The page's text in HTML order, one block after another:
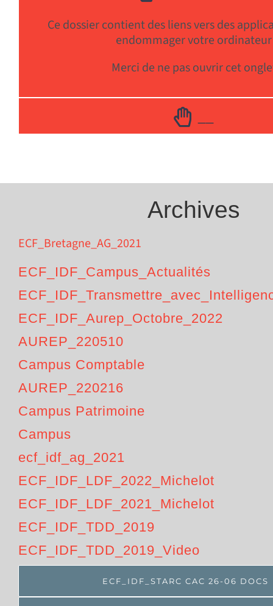
Ce dossier contient des liens vers des
endommager votre ordinateur
Merci de ne pas ouvrir cet
Archives
ECF_Bretagne_AG_2021
ECF_IDF_Campus_Actualités
ECF_IDF_Aurep_Octobre_2022
AUREP_220510
Campus Comptable
AUREP_220216
Campus Patrimoine
Campus
ecf_idf_ag_2021
ECF_IDF_LDF_2022_Michelot
ECF_IDF_LDF_2021_Michelot
ECF_IDF_TDD_2019
ECF_IDF_TDD_2019_Video
ECF_IDF_STARC CAC 26-06 DOCS